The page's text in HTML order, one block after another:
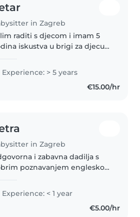
in Zagreb
raditi s djecom i imam 5
iskustva u brigi za djecu
s posebnim potrebama,
ADHD, autizam i
stanja. Kao radni terapeut,..
Experience: > 5 years
€15.00/hr
in Zagreb
i zabavna dadilja s
poznavanjem engleskog
se s kuhanjem,
poslovima i pomoć u
Experience: < 1 year
€5.00/hr